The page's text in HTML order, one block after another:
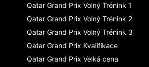
Qatar Grand Prix Volný Trénink 1
Qatar Grand Prix Volný Trénink 2
Qatar Grand Prix Volný Trénink 3
Qatar Grand Prix Kvalifikace
Qatar Grand Prix Velká cena